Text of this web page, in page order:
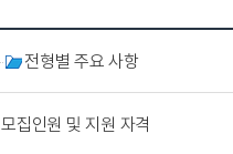
전형별 주요 사항
모집인원 및 지원 자격